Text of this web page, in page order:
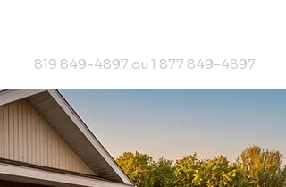
819 849-4897 ou 1 877 849-4897